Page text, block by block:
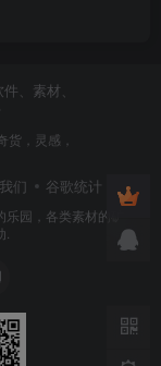
，灵感，
们 谷歌统计
园，各类素材的矿